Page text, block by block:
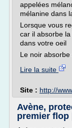
appelées
mélanine dans
Lorsque vous
car il absorbe
dans votre oeil
Le noir absorbe
Lire la suite
Site : http://
Avène,
premier flop